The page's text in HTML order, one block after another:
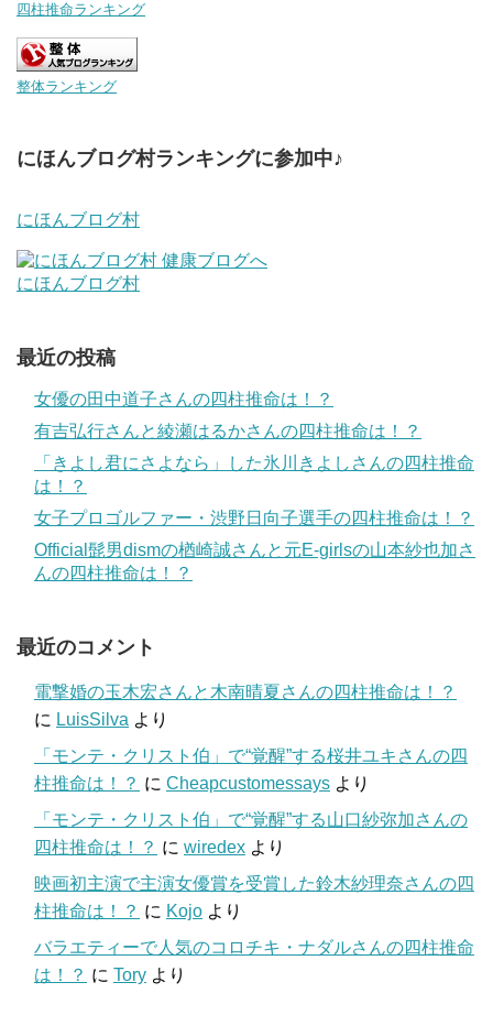
四柱推命ランキング
整体ランキング
にほんブログ村ランキングに参加中♪
にほんブログ村
にほんブログ村
最近の投稿
女優の田中道子さんの四柱推命は！？
有吉弘行さんと綾瀬はるかさんの四柱推命は！？
「きよし君にさよなら」した氷川きよしさんの四柱推命
は！？
女子プロゴルファー・渋野日向子選手の四柱推命は！？
Official髭男dismの楢崎誠さんと元E-girlsの山本紗也加さ
んの四柱推命は！？
最近のコメント
電撃婚の玉木宏さんと木南晴夏さんの四柱推命は！？
に LuisSilva より
「モンテ・クリスト伯」で“覚醒”する桜井ユキさんの四
柱推命は！？ に Cheapcustomessays より
「モンテ・クリスト伯」で“覚醒”する山口紗弥加さんの
四柱推命は！？ に wiredex より
映画初主演で主演女優賞を受賞した鈴木紗理奈さんの四
柱推命は！？ に Kojo より
バラエティーで人気のコロチキ・ナダルさんの四柱推命
は！？ に Tory より